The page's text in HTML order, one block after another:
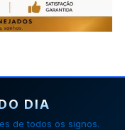
DIA
de todos os signos.